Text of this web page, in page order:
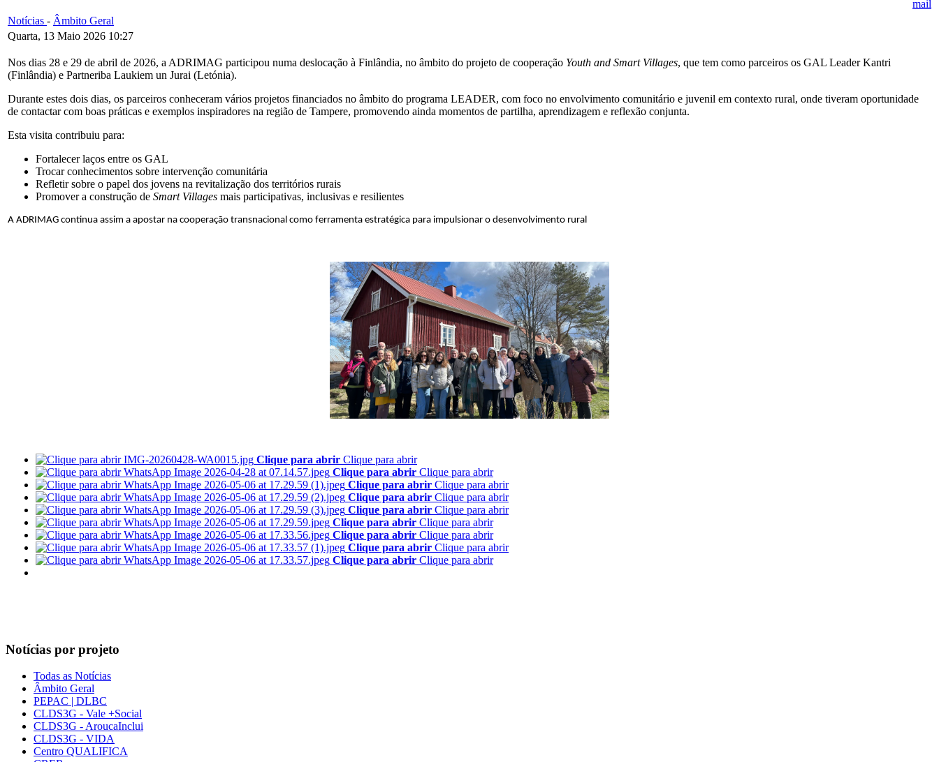
Notícias - Âmbito Geral
Quarta, 13 Maio 2026 10:27
Nos dias 28 e 29 de abril de 2026, a ADRIMAG participou numa deslocação à Finlândia, no âmbito do projeto de cooperação Youth and Smart Villages, que tem como parceiros os GAL Leader Kantri
(Finlândia) e Partneriba Laukiem un Jurai (Letónia).
Durante estes dois dias, os parceiros conheceram vários projetos financiados no âmbito do programa LEADER, com foco no envolvimento comunitário e juvenil em contexto rural, onde tiveram oportunidade
de contactar com boas práticas e exemplos inspiradores na região de Tampere, promovendo ainda momentos de partilha, aprendizagem e reflexão conjunta.
Esta visita contribuiu para:
Fortalecer laços entre os GAL
Trocar conhecimentos sobre intervenção comunitária
Refletir sobre o papel dos jovens na revitalização dos territórios rurais
Promover a construção de Smart Villages mais participativas, inclusivas e resilientes
A ADRIMAG continua assim a apostar na cooperação transnacional como ferramenta estratégica para impulsionar o desenvolvimento rural
Clique para abrir Clique para abrir
Clique para abrir Clique para abrir
Clique para abrir Clique para abrir
Clique para abrir Clique para abrir
Clique para abrir Clique para abrir
Clique para abrir Clique para abrir
Clique para abrir Clique para abrir
Clique para abrir Clique para abrir
Clique para abrir Clique para abrir
Notícias por projeto
Todas as Notícias
Âmbito Geral
PEPAC | DLBC
CLDS3G - Vale +Social
CLDS3G - AroucaInclui
CLDS3G - VIDA
Centro QUALIFICA